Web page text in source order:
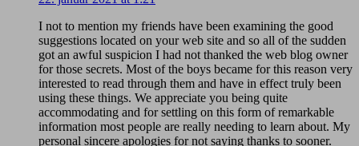
I not to mention my friends have been examining the good
suggestions located on your web site and so all of the sudden
got an awful suspicion I had not thanked the web blog owner
for those secrets. Most of the boys became for this reason very
interested to read through them and have in effect truly been
using these things. We appreciate you being quite
accommodating and for settling on this form of remarkable
information most people are really needing to learn about. My
personal sincere apologies for not saying thanks to sooner.